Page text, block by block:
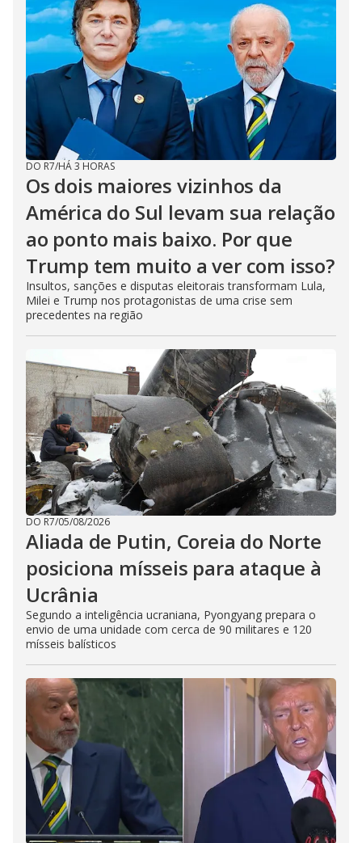
DO R7/HÁ 3 HORAS
Os dois maiores vizinhos da
América do Sul levam sua relação
ao ponto mais baixo. Por que
Trump tem muito a ver com isso?
Insultos, sanções e disputas eleitorais transformam Lula,
Milei e Trump nos protagonistas de uma crise sem
precedentes na região
DO R7/05/08/2026
Aliada de Putin, Coreia do Norte
posiciona mísseis para ataque à
Ucrânia
Segundo a inteligência ucraniana, Pyongyang prepara o
envio de uma unidade com cerca de 90 militares e 120
mísseis balísticos